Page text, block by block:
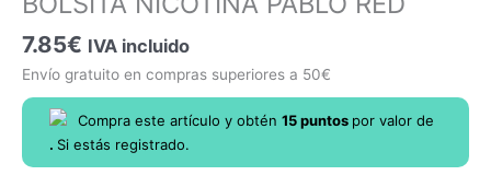
7.85€ IVA incluido
Envío gratuito en compras superiores a 50€
Compra este artículo y obtén 15puntos por valor de
. Si estás registrado.
cantidad